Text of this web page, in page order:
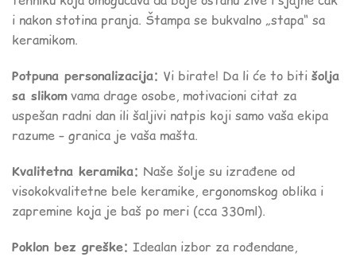
i nakon stotina pranja. Štampa se bukvalno „stapa“ sa
keramikom.
Potpuna personalizacija: Vi birate! Da li će to biti šolja
sa slikomvama drage osobe, motivacioni citat za
uspešan radni dan ili šaljivi natpis koji samo vaša ekipa
razume – granica je vaša mašta.
Kvalitetna keramika: Naše šolje su izrađene od
visokokvalitetne bele keramike, ergonomskog oblika i
zapremine koja je baš po meri (cca 330ml).
Poklon bez greške: Idealan izbor za rođendane,